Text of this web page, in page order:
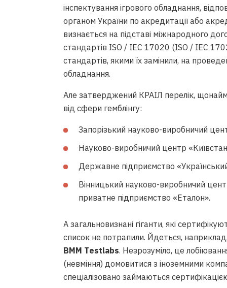
інспектування ігрового обладнання,
органом України по акредитації або
визнається на підставі міжнародного
стандартів ISO / IEC 17020 (ISO / IEC
стандартів, якими їх замінили, на
обладнання.
Але затверджений КРАІЛ перелік,
від сфери гемблінгу:
Запорізький науково-виробничий
Науково-виробничий центр
Державне підприємство
Вінницький науково-виробничий
приватне підприємство «Еталон».
А загальновизнані гіганти, які
список не потрапили. Йдеться,
BMM Testlabs. Незрозуміло, це
(невміння) домовитися з іноземними
спеціалізовано займаються